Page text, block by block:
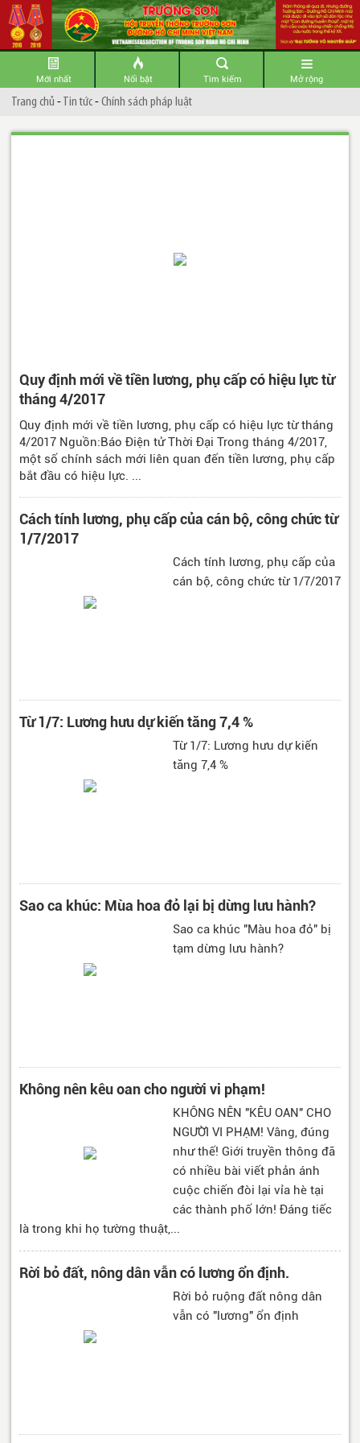
Mới nhất Nổi bật Tìm kiếm Mở rộng
Trang chủ -Tin tức-Chính sách pháp luật
Quy định mới về tiền lương, phụ cấp có hiệu lực từ
tháng 4/2017
Quy định mới về tiền lương, phụ cấp có hiệu lực từ tháng
4/2017 Nguồn:Báo Điện tử Thời Đại Trong tháng 4/2017,
một số chính sách mới liên quan đến tiền lương, phụ cấp
bắt đầu có hiệu lực. ...
Cách tính lương, phụ cấp của cán bộ, công chức từ
1/7/2017
Cách tính lương, phụ cấp của
cán bộ, công chức từ 1/7/2017
Từ 1/7: Lương hưu dự kiến tăng 7,4 %
Từ 1/7: Lương hưu dự kiến
tăng 7,4 %
Sao ca khúc: Mùa hoa đỏ lại bị dừng lưu hành?
Sao ca khúc "Màu hoa đỏ" bị
tạm dừng lưu hành?
Không nên kêu oan cho người vi phạm!
KHÔNG NÊN "KÊU OAN" CHO
NGƯỜI VI PHẠM! Vâng, đúng
như thế! Giới truyền thông đã
có nhiều bài viết phản ánh
cuộc chiến đòi lại vỉa hè tại
các thành phố lớn! Đáng tiếc
là trong khi họ tường thuật,...
Rời bỏ đất, nông dân vẫn có lương ổn định.
Rời bỏ ruộng đất nông dân
vẫn có "lương" ổn định